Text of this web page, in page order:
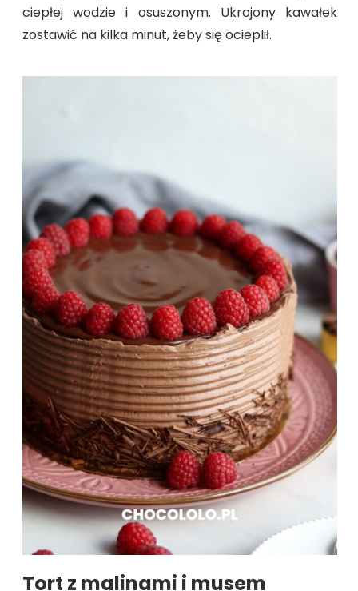
ciepłej wodzie i osuszonym. Ukrojony kawałek
zostawić na kilka minut, żeby się ocieplił.
Tort z malinami i musem